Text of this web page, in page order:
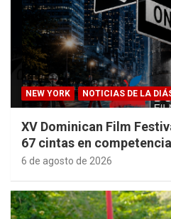
NEW YORK NOTICIAS DE LA
XV Dominican Film
67 cintas en
6 de agosto de 2026